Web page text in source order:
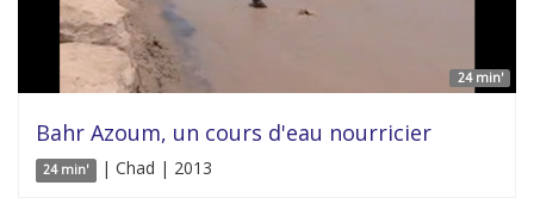
24 min'
Bahr Azoum, un cours d'eau nourricier
24 min' | Chad | 2013